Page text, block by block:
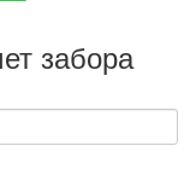
забора